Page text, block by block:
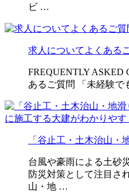
ビ …
求人についてよくある
FREQUENTLY ASKED
あるご質問 「未経験
「谷止工・土木治山
台風や豪雨による土砂
防災対策として注目さ
山・地 …